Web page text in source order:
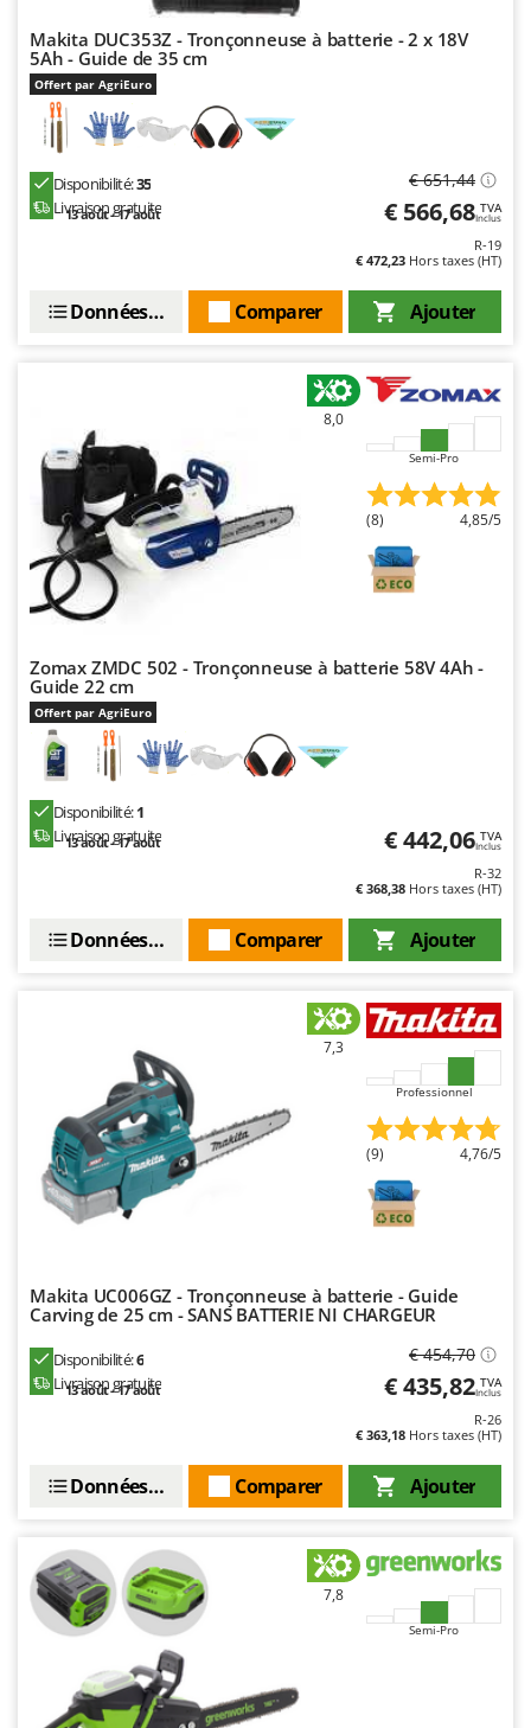
Stocker
Sunseeker
Tecla
TecnoGen
Tellarini Pompe
Tre Spade
Trev - Abrek - TecnoVIR
Trotec
Troy-Bilt
U
Udor
V
Verdemax
Vesco
Volpi
W
WIDU
Wiper EcoRobot
Yard Force
Zanon
Zodiac
Zomax
Makita DUC353Z - Tronçonneuse à batterie - 2 x 18V
5Ah - Guide de 35 cm
Offert par AgriEuro
Disponibilité:35
Livraison gratuite
13 août - 17 août
€ 651,44
€ 566,68 TVA
Inclus
R-19
€ 472,23 Hors taxes (HT)
Ajouter
Comparer
Données techniques
8,0
Semi-Pro
(8) 4,85/5
Zomax ZMDC 502 - Tronçonneuse à batterie 58V 4Ah -
Guide 22 cm
Offert par AgriEuro
Disponibilité:1
Livraison gratuite
13 août - 17 août € 442,06 TVA
Inclus
R-32
€ 368,38 Hors taxes (HT)
Ajouter
Comparer
Données techniques
7,3
Professionnel
(9) 4,76/5
Makita UC006GZ - Tronçonneuse à batterie - Guide
Carving de 25 cm - SANS BATTERIE NI CHARGEUR
Disponibilité:6
Livraison gratuite
13 août - 17 août
€ 454,70
€ 435,82 TVA
Inclus
R-26
€ 363,18 Hors taxes (HT)
Ajouter
Comparer
Données techniques
7,8
Semi-Pro